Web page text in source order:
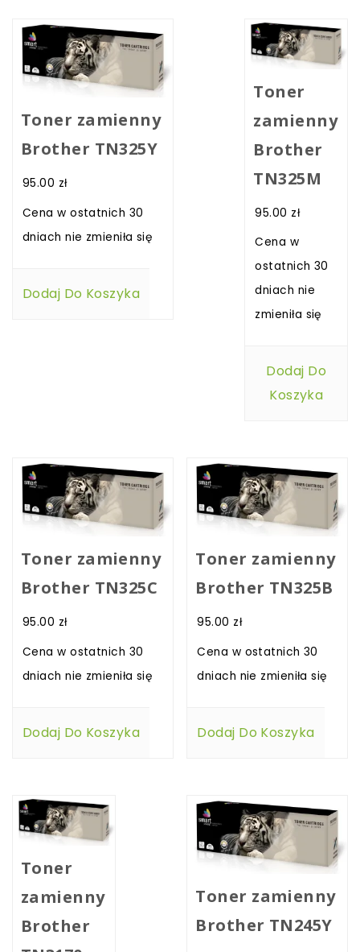
Toner zamienny
Brother TN325Y
95.00 zł
Cena w ostatnich 30
dniach nie zmieniła się
Dodaj Do Koszyka
Toner
zamienny
Brother
TN325M
95.00 zł
Cena w
ostatnich 30
dniach nie
zmieniła się
Dodaj Do
Koszyka
Toner zamienny
Brother TN325C
95.00 zł
Cena w ostatnich 30
dniach nie zmieniła się
Dodaj Do Koszyka
Toner zamienny
Brother TN325B
95.00 zł
Cena w ostatnich 30
dniach nie zmieniła się
Dodaj Do Koszyka
Toner
zamienny
Brother
Toner zamienny
Brother TN245Y